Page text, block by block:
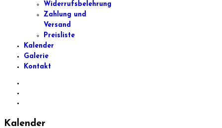
Widerrufsbelehrung
Zahlung und
Versand
Preisliste
Kalender
Galerie
Kontakt
Kalender